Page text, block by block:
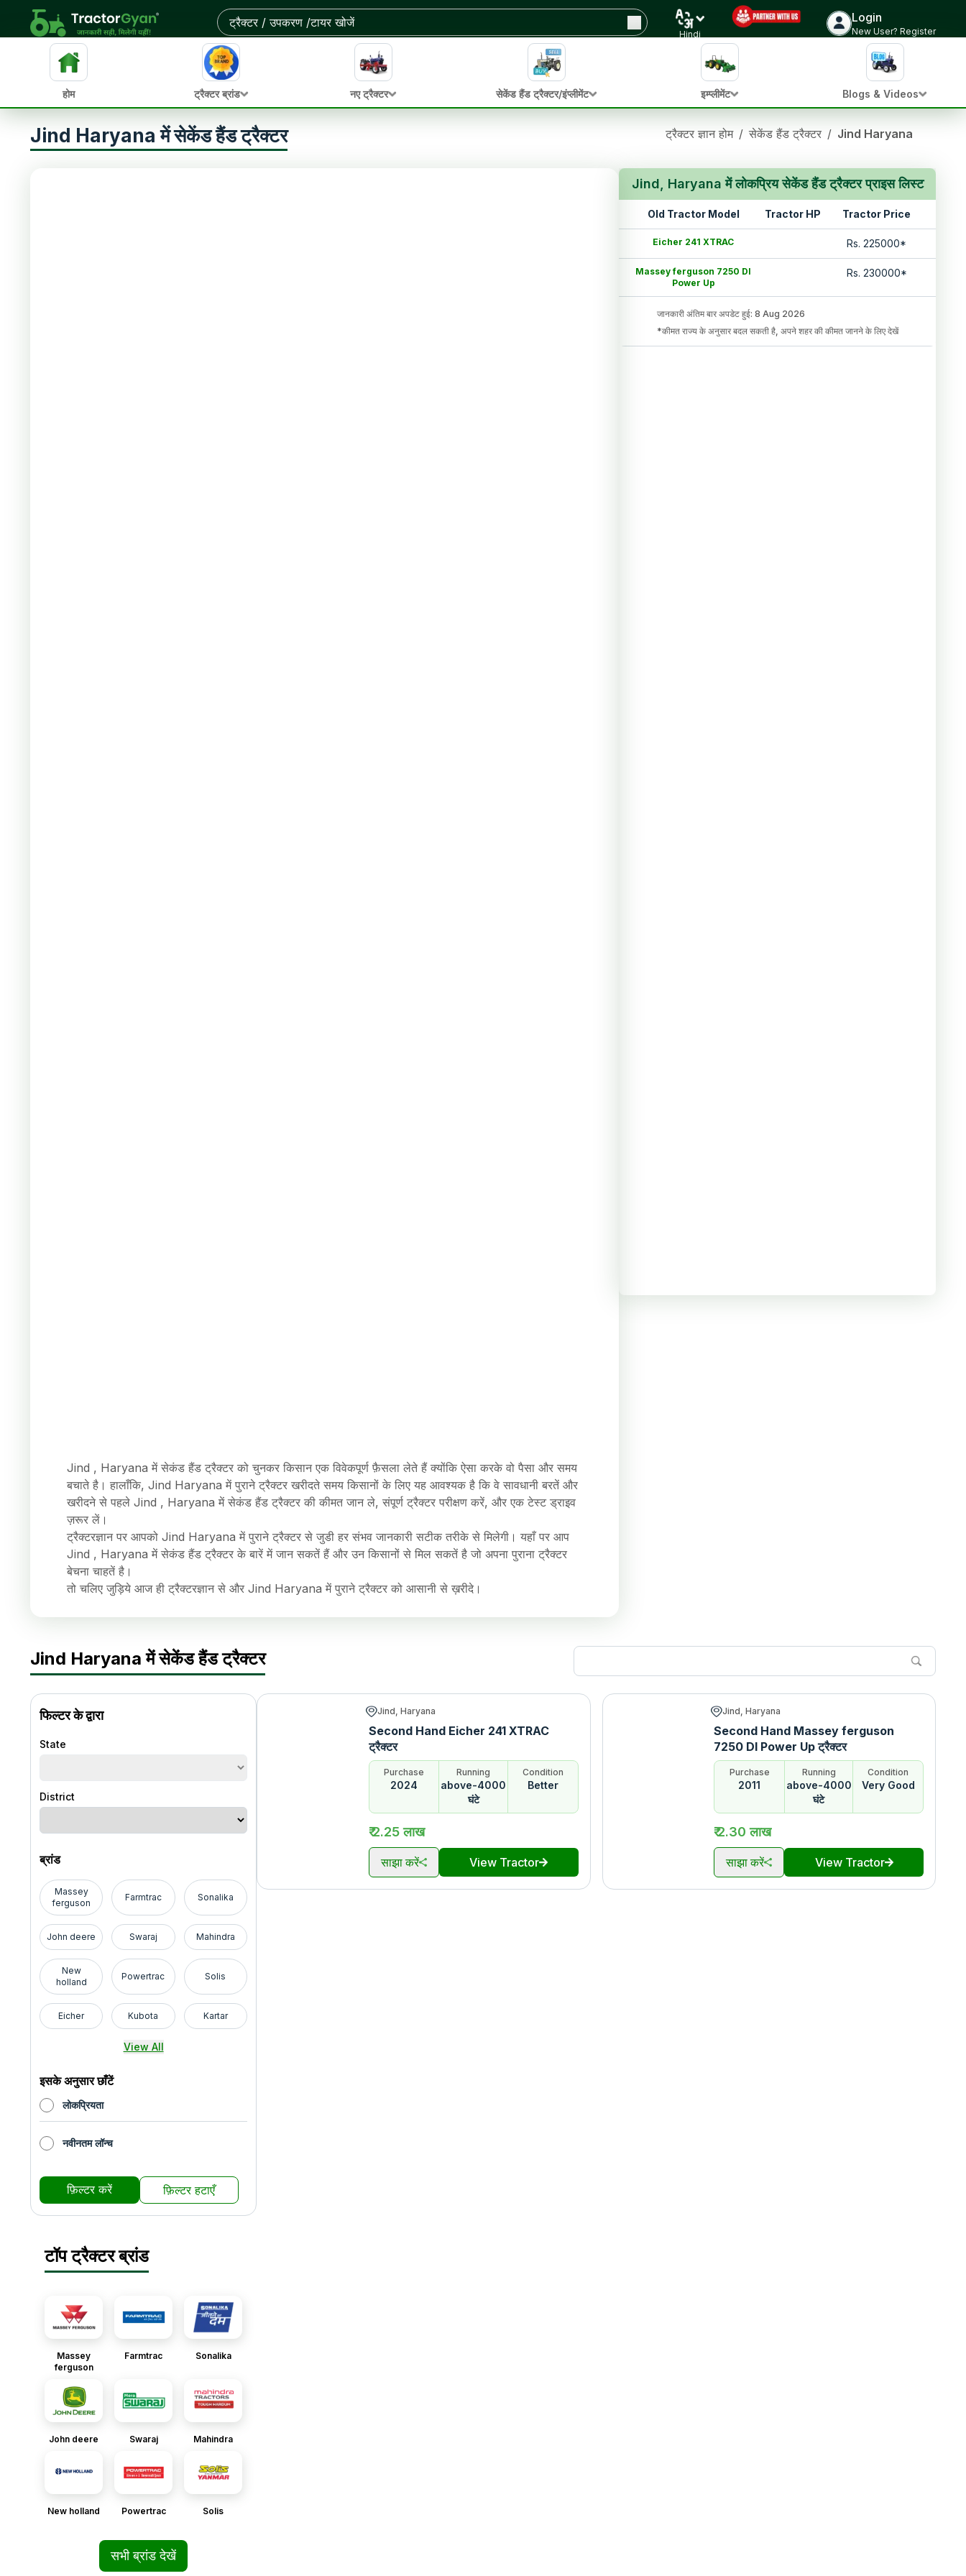
Hindi
Login
New User? Register
होम ट्रैक्टर ब्रांड नए ट्रैक्टर सेकेंड हैंड ट्रैक्टर/इंप्लीमेंट इम्प्लीमेंट Blogs & Videos
Jind Haryana में सेकेंड हैंड ट्रैक्टर ट्रैक्टर ज्ञान होम / सेकेंड हैंड ट्रैक्टर / Jind Haryana
Jind , Haryana में सेकंड हैंड ट्रैक्टर को चुनकर किसान एक विवेकपूर्ण फ़ैसला लेते हैं क्योंकि ऐसा करके वो पैसा और समय
बचाते है। हालाँकि, Jind Haryana में पुराने ट्रैक्टर खरीदते समय किसानों के लिए यह आवश्यक है कि वे सावधानी बरतें और
खरीदने से पहले Jind , Haryana में सेकंड हैंड ट्रैक्टर की कीमत जान ले, संपूर्ण ट्रैक्टर परीक्षण करें, और एक टेस्ट ड्राइव
ज़रूर लें।
ट्रैक्टरज्ञान पर आपको Jind Haryana में पुराने ट्रैक्टर से जुडी हर संभव जानकारी सटीक तरीके से मिलेगी। यहाँ पर आप
Jind , Haryana में सेकंड हैंड ट्रैक्टर के बारें में जान सकतें हैं और उन किसानों से मिल सकतें है जो अपना पुराना ट्रैक्टर
बेचना चाहतें है।
तो चलिए जुड़िये आज ही ट्रैक्टरज्ञान से और Jind Haryana में पुराने ट्रैक्टर को आसानी से ख़रीदे।
Jind, Haryana में लोकप्रिय सेकेंड हैंड ट्रैक्टर प्राइस लिस्ट
Old Tractor Model Tractor HP Tractor Price
Eicher 241 XTRAC Rs.225000*
Massey ferguson 7250 DI
Power Up
Rs. 230000*
जानकारी अंतिम बार अपडेट हुई: 8 Aug 2026
*कीमत राज्य के अनुसार बदल सकती है, अपने शहर की कीमत जानने के लिए देखें
Jind Haryana में सेकेंड हैंड ट्रैक्टर
फिल्टर के द्वारा
State
District
ब्रांड
Massey
ferguson
Farmtrac Sonalika
John deere Swaraj Mahindra
New
holland
Powertrac Solis
Eicher Kubota Kartar
View All
इसके अनुसार छाँटें
लोकप्रियता
नवीनतम लॉन्च
फ़िल्टर करें फ़िल्टर हटाएँ
टॉप ट्रैक्टर ब्रांड
Massey
ferguson
Farmtrac Sonalika
John deere Swaraj Mahindra
New holland Powertrac Solis
सभी ब्रांड देखें
Jind, Haryana
Second Hand Eicher 241 XTRAC
ट्रैक्टर
Purchase
2024
Running
above-4000
घंटे
Condition
Better
₹ 2.25 लाख
साझा करें View Tractor
Jind, Haryana
Second Hand Massey ferguson
7250 DI Power Up ट्रैक्टर
Purchase
2011
Running
above-4000
घंटे
Condition
Very Good
₹ 2.30 लाख
साझा करें View Tractor